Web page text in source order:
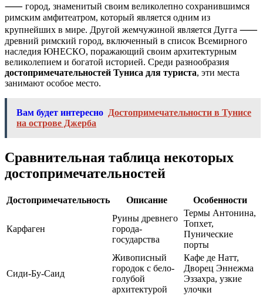
⸺ город, знаменитый своим великолепно сохранившимся
римским амфитеатром, который является одним из
крупнейших в мире. Другой жемчужиной является Дугга ⸺
древний римский город, включенный в список Всемирного
наследия ЮНЕСКО, поражающий своим архитектурным
великолепием и богатой историей. Среди разнообразия
достопримечательностей Туниса для туриста, эти места
занимают особое место.
Вам будет интересно Достопримечательности в Тунисе
на острове Джерба
Сравнительная таблица некоторых
достопримечательностей
Достопримечательность Описание Особенности
Карфаген
Руины древнего
города-
государства
Термы Антонина,
Топхет,
Пунические
порты
Сиди-Бу-Саид
Живописный
городок с бело-
голубой
архитектурой
Кафе де Натт,
Дворец Эннежма
Эззахра, узкие
улочки